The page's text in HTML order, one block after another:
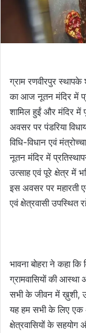
ग्राम रणवीरपुर स्थापके
का आज नूतन मंदिर में
शामिल हुईं और मंदिर में
अवसर पर पंडरिया
विधि-विधान एवं
नूतन मंदिर में
उत्साह एवं पूरे क्षेत्र में
इस अवसर पर महारती
एवं क्षेत्रवासी उपस्थित
भावना बोहरा ने कहा
ग्रामवासियों की
सभी के जीवन में ख़ुशी,
यह हम सभी के लिए
क्षेत्रवासियों के सहयोग